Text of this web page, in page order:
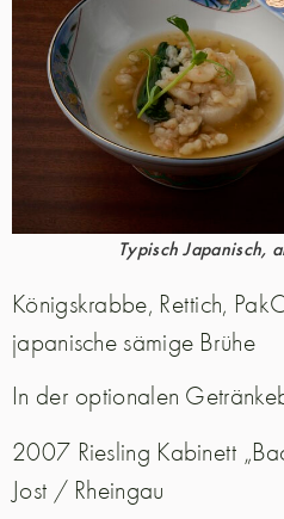
Typisch Japanisch,
Königskrabbe, Rettich,
japanische sämige Brühe
In der optionalen
2007 Riesling Kabinett
Jost / Rheingau